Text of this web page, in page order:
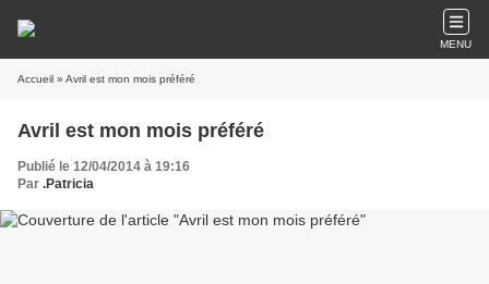
MENU
Accueil » Avril est mon mois préféré
Avril est mon mois préféré
Publié le 12/04/2014 à 19:16
Par .Patricia